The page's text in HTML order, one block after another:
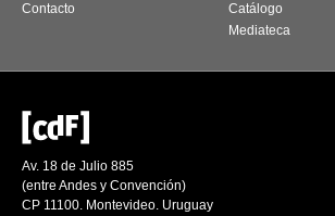
Contacto
Catálogo
Mediateca
Av. 18 de Julio 885
(entre Andes y Convención)
CP 11100. Montevideo. Uruguay